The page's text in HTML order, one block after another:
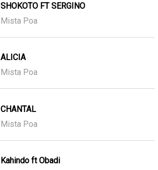
SHOKOTO FT SERGINO
Mista Poa
ALICIA
Mista Poa
CHANTAL
Mista Poa
Kahindo ft Obadi